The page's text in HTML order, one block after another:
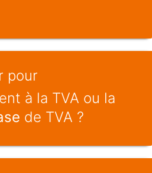
pour
à la TVA ou la
de TVA ?